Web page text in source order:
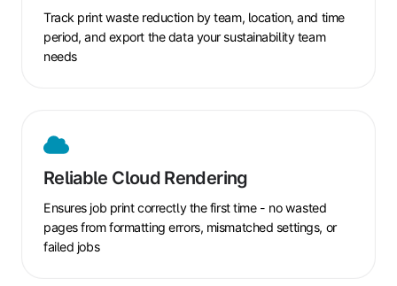
Track print waste reduction by team, location, and time
period, and export the data your sustainability team
needs
Reliable Cloud Rendering
Ensures job print correctly the first time - no wasted
pages from formatting errors, mismatched settings, or
failed jobs
Cloud